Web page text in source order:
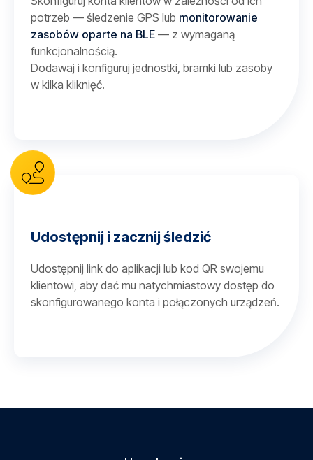
potrzeb — śledzenie GPS lub monitorowanie
zasobów oparte na BLE — z wymaganą
funkcjonalnością.
Dodawaj i konfiguruj jednostki, bramki lub zasoby
w kilka kliknięć.
Udostępnij i zacznij śledzić
Udostępnij link do aplikacji lub kod QR swojemu
klientowi, aby dać mu natychmiastowy dostęp do
skonfigurowanego konta i połączonych urządzeń.